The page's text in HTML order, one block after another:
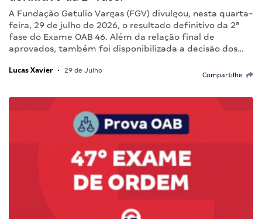
A Fundação Getulio Vargas (FGV) divulgou, nesta quarta-
feira, 29 de julho de 2026, o resultado definitivo da 2ª
fase do Exame OAB 46. Além da relação final de
aprovados, também foi disponibilizada a decisão dos…
Lucas Xavier • 29 de Julho
Compartilhe